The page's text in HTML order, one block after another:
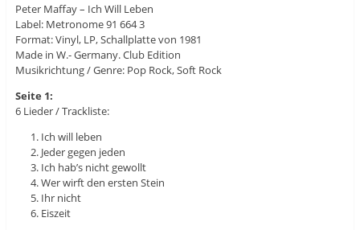
Peter Maffay ‎– Ich Will Leben
Label: Metronome 91 664 3
Format: Vinyl, LP, Schallplatte von 1981
Made in W.- Germany. Club Edition
Musikrichtung / Genre: Pop Rock, Soft Rock
Seite 1:
6 Lieder / Trackliste:
Ich will leben
Jeder gegen jeden
Ich hab’s nicht gewollt
Wer wirft den ersten Stein
Ihr nicht
Eiszeit